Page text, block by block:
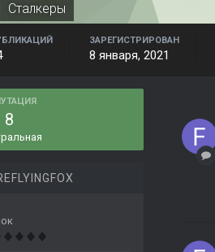
Сталкеры
ЗАРЕГИСТРИРОВАН
8 января, 2021
8